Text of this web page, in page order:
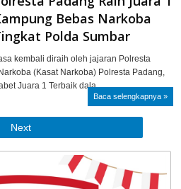
Bebas Narkoba
Polda Sumbar
kembali diraih oleh jajaran Polresta
(Kasat Narkoba) Polresta Padang,
Juara 1 Terbaik dala…
Baca selengkapnya »
Next